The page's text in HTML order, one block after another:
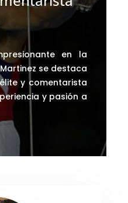
en la
se destaca
y comentarista
y pasión a